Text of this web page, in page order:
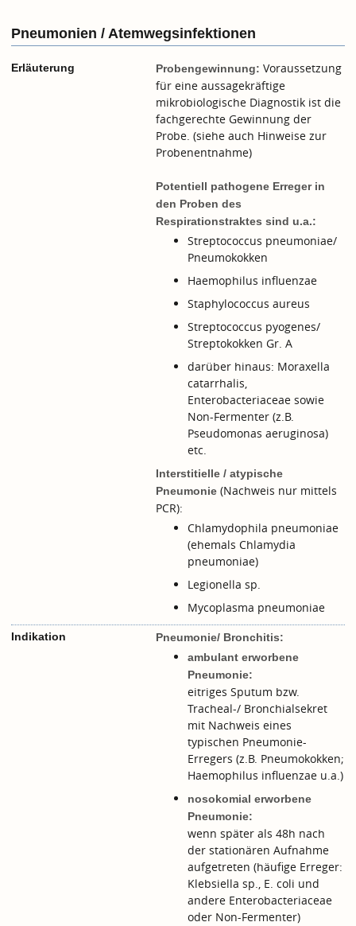
Pneumonien / Atemwegsinfektionen
Erläuterung Probengewinnung: Voraussetzung
für eine aussagekräftige
mikrobiologische Diagnostik ist die
fachgerechte Gewinnung der
Probe. (siehe auch Hinweise zur
Probenentnahme)
Potentiell pathogene Erreger in
den Proben des
Respirationstraktes sind u.a.:
Streptococcus pneumoniae/
Pneumokokken
Haemophilus influenzae
Staphylococcus aureus
Streptococcus pyogenes/
Streptokokken Gr. A
darüber hinaus: Moraxella
catarrhalis,
Enterobacteriaceae sowie
Non-Fermenter (z.B.
Pseudomonas aeruginosa)
etc.
Interstitielle / atypische
Pneumonie (Nachweis nur mittels
PCR):
Chlamydophila pneumoniae
(ehemals Chlamydia
pneumoniae)
Legionella sp.
Mycoplasma pneumoniae
Indikation
Pneumonie/ Bronchitis:
ambulant erworbene
Pneumonie:
eitriges Sputum bzw.
Tracheal-/ Bronchialsekret
mit Nachweis eines
typischen Pneumonie-
Erregers (z.B. Pneumokokken;
Haemophilus influenzae u.a.)
nosokomial erworbene
Pneumonie:
wenn später als 48h nach
der stationären Aufnahme
aufgetreten (häufige Erreger:
Klebsiella sp., E. coli und
andere Enterobacteriaceae
oder Non-Fermenter)